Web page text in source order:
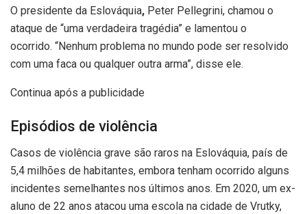
O presidente da Eslováquia, Peter Pellegrini, chamou o
ataque de “uma verdadeira tragédia” e lamentou o
ocorrido. “Nenhum problema no mundo pode ser resolvido
com uma faca ou qualquer outra arma”, disse ele.
Continua após a publicidade
Episódios de violência
Casos de violência grave são raros na Eslováquia, país de
5,4 milhões de habitantes, embora tenham ocorrido alguns
incidentes semelhantes nos últimos anos. Em 2020, um ex-
aluno de 22 anos atacou uma escola na cidade de Vrutky,